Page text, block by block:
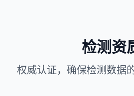
检测资
权威认证，确保检测数据